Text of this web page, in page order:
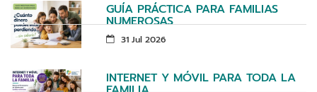
GUÍA PRÁCTICA PARA FAMILIAS
NUMEROSAS
31 Jul 2026
INTERNET Y MÓVIL PARA TODA LA